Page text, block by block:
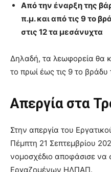
Από την έναρξη της
π.μ. και από τις 9 το
στις 12 τα μεσάνυχτα
Δηλαδή, τα λεωφορεία θα
το πρωί έως τις 9 το
Απεργία στα
Στην απεργία του
Πέμπτη 21 Σεπτεμβρίου
νομοσχέδιο αποφάσισε να
Εργαζομένων ΗΛΠΑΠ.